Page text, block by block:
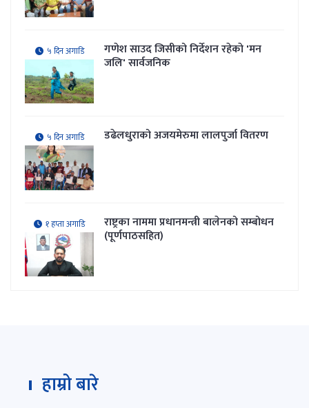
५ दिन अगाडि गणेश साउद जिसीको निर्देशन रहेकाे 'मन
जलि' सार्वजनिक
५ दिन अगाडि डढेलधुराको अजयमेरुमा लालपुर्जा वितरण
१ हप्ता अगाडि राष्ट्रका नाममा प्रधानमन्त्री बालेनको सम्बोधन
(पूर्णपाठसहित)
हाम्रो बारे